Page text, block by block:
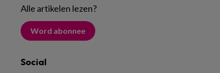
Alle artikelen lezen?
Word abonnee
Social